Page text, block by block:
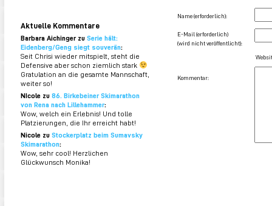
Aktuelle Kommentare
Barbara Aichinger zu Serie hält:
Eidenberg/Geng siegt souverän:
Seit Chrisi wieder mitspielt, steht die
Defensive aber schon ziemlich stark
Gratulation an die gesamte Mannschaft,
weiter so!
NIcole zu 86. Birkebeiner Skimarathon
von Rena nach Lillehammer:
Wow, welch ein Erlebnis! Und tolle
Platzierungen, die Ihr erreicht habt!
Nicole zu Stockerplatz beim Sumavsky
Skimarathon:
Wow, sehr cool! Herzlichen
Glückwunsch Monika!
Name (erforderlich):
E-Mail (erforderlich)
(wird nicht veröffentlicht):
Kommentar: